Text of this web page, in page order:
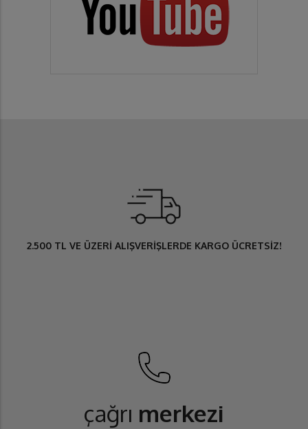
2.500 TL VE ÜZERİ ALIŞVERİŞLERDE KARGO ÜCRETSİZ!
çağrı merkezi